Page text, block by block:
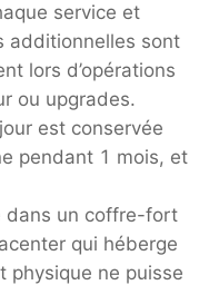
service et
additionnelles sont
lors d’opérations
ou upgrades.
est conservée
pendant 1 mois, et
dans un coffre-fort
qui héberge
physique ne puisse